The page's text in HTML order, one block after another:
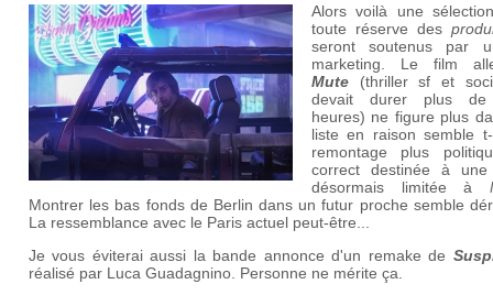
Alors voilà une
toute réserve des
seront soutenus par
marketing. Le film
Mute(thriller sf et
devait durer plus de
heures) ne figure plus
liste en raison semble
remontage plus
correct destinée à une
désormais limitée à
Montrer les bas fonds de Berlin dans un futur proche semble
La ressemblance avec le Paris actuel peut-être...
Je vous éviterai aussi la bande annonce d'un remake de
réalisé par Luca Guadagnino. Personne ne mérite ça.